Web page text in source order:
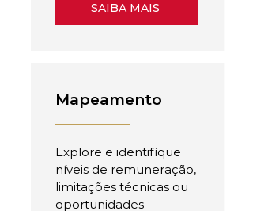
SAIBA MAIS
Mapeamento
Explore e identifique
níveis de remuneração,
limitações técnicas ou
oportunidades